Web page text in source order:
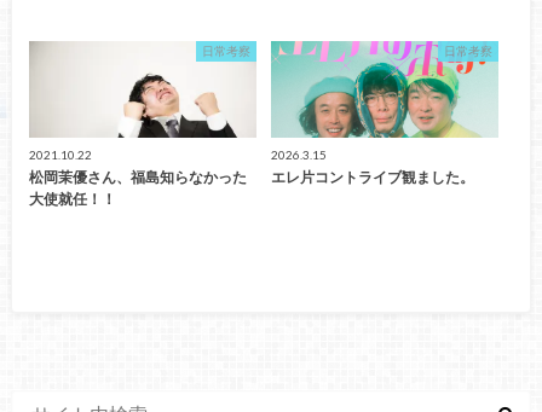
日常考察
2021.10.22
松岡茉優さん、福島知らなかった
大使就任！！
日常考察
2026.3.15
エレ片コントライブ観ました。